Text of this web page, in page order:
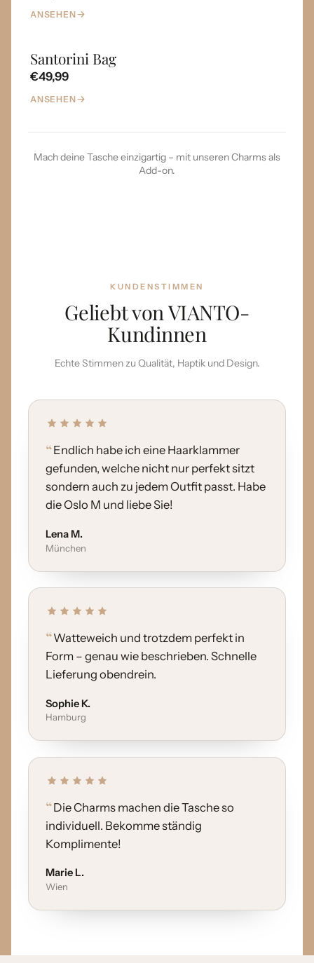
ANSEHEN
Santorini Bag
€49,99
ANSEHEN
Mach deine Tasche einzigartig – mit unseren Charms als
Add-on.
KUNDENSTIMMEN
Geliebt von VIANTO-
Kundinnen
Echte Stimmen zu Qualität, Haptik und Design.
Endlich habe ich eine Haarklammer
gefunden, welche nicht nur perfekt sitzt
sondern auch zu jedem Outfit passt. Habe
die Oslo M und liebe Sie!
Lena M.
München
Watteweich und trotzdem perfekt in
Form – genau wie beschrieben. Schnelle
Lieferung obendrein.
Sophie K.
Hamburg
Die Charms machen die Tasche so
individuell. Bekomme ständig
Komplimente!
Marie L.
Wien